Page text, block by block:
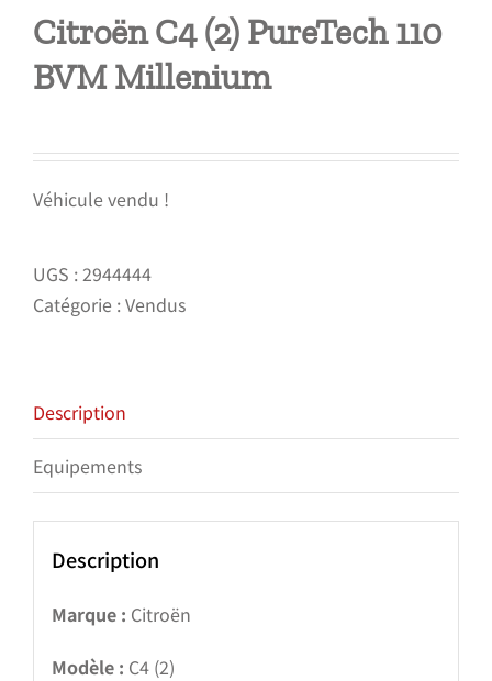
Citroën C4 (2) PureTech 110
BVM Millenium
Véhicule vendu !
UGS :2944444
Catégorie :Vendus
Description
Equipements
Description
Marque : Citroën
Modèle : C4 (2)